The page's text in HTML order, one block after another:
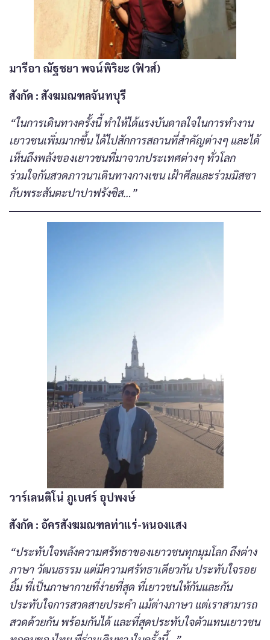
มารีอา ณัฐชยา พจน์พิริยะ (ฟิวส์)
สังกัด : สังฆมณฑลจันทบุรี
“ในการเดินทางครั้งนี้ ทำให้ได้แรงบันดาลใจในการทำงาน
เยาวชนเพิ่มมากขึ้น ได้ไปสักการสถานที่สำคัญต่างๆ และได้
เห็นถึงพลังของเยาวชนที่มาจากประเทศต่างๆ ทั่วโลก
ร่วมใจกันสวดภาวนาเดินทางกางเขน เฝ้าศีลและร่วมมิสซา
กับพระสันตะปาปาฟรังซิส…”
วาร์เลนติโน่ ภูเบศร์ อุปพงษ์
สังกัด : อัครสังฆมณฑลท่าแร่-หนองแสง
“ประทับใจพลังความศรัทธาของเยาวชนทุกมุมโลก ถึงต่าง
ภาษา วัฒนธรรม แต่มีความศรัทธาเดียวกัน ประทับใจรอย
ยิ้ม ที่เป็นภาษากายที่ง่ายที่สุด ที่เยาวชนให้กันและกัน
ประทับใจการสวดสายประคำ แม้ต่างภาษา แต่เราสามารถ
สวดด้วยกัน พร้อมกันได้ และที่สุดประทับใจตัวแทนเยาวชน